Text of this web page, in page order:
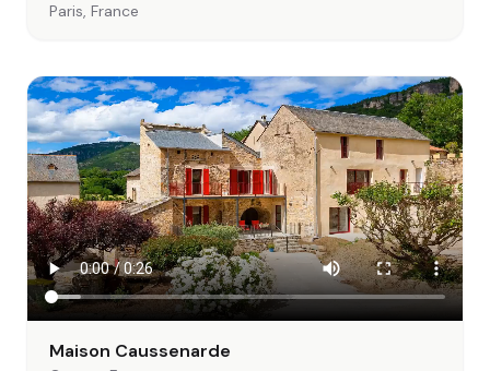
Paris, France
Maison Caussenarde